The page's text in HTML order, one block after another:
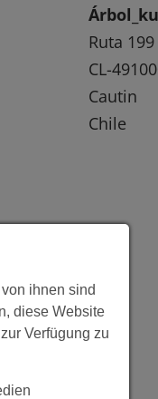
Ruta 199
CL-
Cautin
Chile
ihnen sind
diese Website
Verfügung zu